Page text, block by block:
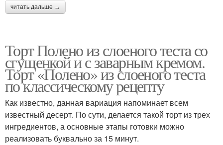
читать дальше →
Торт Полено из слоеного теста со
сгущенкой и с заварным кремом.
Торт «Полено» из слоеного теста
по классическому рецепту
Как известно, данная вариация напоминает всем
известный десерт. По сути, делается такой торт из трех
ингредиентов, а основные этапы готовки можно
реализовать буквально за 15 минут.